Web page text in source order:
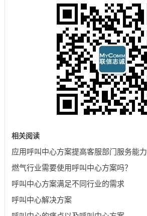
相关阅读
应用呼叫中心方案提高客服部门服务能力
燃气行业需要使用呼叫中心方案吗？
呼叫中心方案满足不同行业的需求
呼叫中心解决方案